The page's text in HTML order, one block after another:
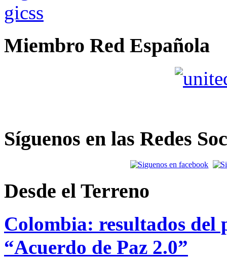
Miembro Red Española
Síguenos en las Redes
Desde el Terreno
Colombia: resultados del
“Acuerdo de Paz 2.0”